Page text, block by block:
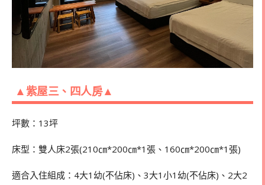
▲紫屋三、四人房▲
坪數：13坪
床型：雙人床2張(210㎝*200㎝*1張、160㎝*200㎝*1張)
適合入住組成：4大1幼(不佔床)、3大1小1幼(不佔床)、2大2